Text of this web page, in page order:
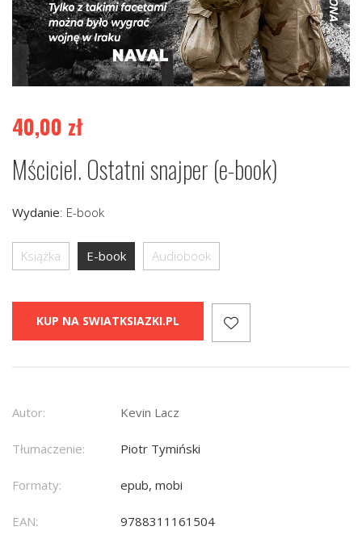
40,00 zł
Mściciel. Ostatni snajper (e-book)
Wydanie: E-book
Książka E-book Audiobook
KUP NA SWIATKSIAZKI.PL
Autor: Kevin Lacz
Tłumaczenie: Piotr Tymiński
Formaty: epub, mobi
EAN: 9788311161504